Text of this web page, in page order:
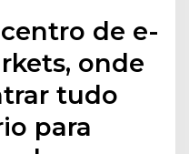
de e-
onde
tudo
para